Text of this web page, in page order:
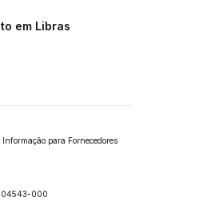
em Libras
para Fornecedores
04543-000